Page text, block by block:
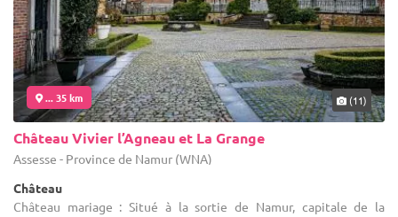
... 35 km (11)
Château Vivier l’Agneau et La Grange
Assesse - Province de Namur (WNA)
Château
Château mariage : Situé à la sortie de Namur, capitale de la